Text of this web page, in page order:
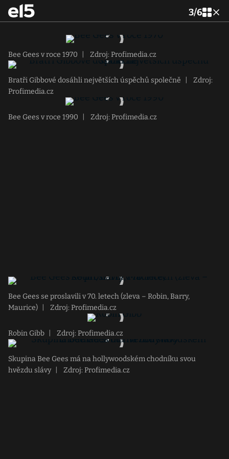
3/6
Bee Gees v roce 1970 Zdroj: Profimedia.cz
Bratři Gibbové dosáhli největších úspěchů společně
Zdroj:
Profimedia.cz
Bee Gees v roce 1990 Zdroj: Profimedia.cz
Bee Gees se proslavili v 70. letech (zleva – Robin, Barry,
Maurice)
Zdroj: Profimedia.cz
Robin Gibb Zdroj: Profimedia.cz
Skupina Bee Gees má na hollywoodském chodníku svou
hvězdu slávy
Zdroj: Profimedia.cz